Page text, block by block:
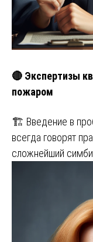
🔴 Экспертизы
пожаром
🏗️ Введение в
всегда говорят
сложнейший симби…